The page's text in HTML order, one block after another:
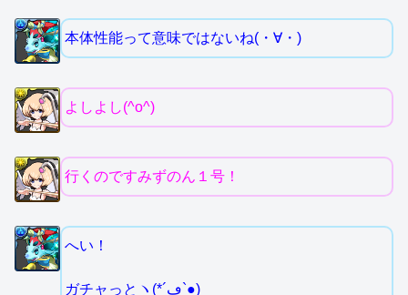
本体性能って意味ではないね(・∀・)
よしよし(^o^)
行くのですみずのん１号！
へい！
ガチャっとヽ(*´ڡ`●)